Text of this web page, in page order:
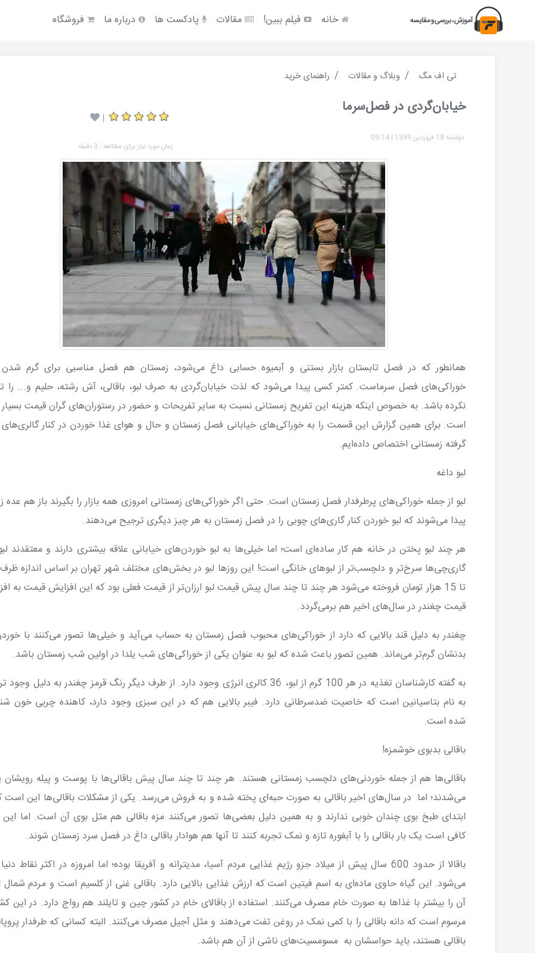
خانه فیلم ببین! مقالات پادکست ها درباره ما فروشگاه
تی اف مگ وبلاگ و مقالات راهنمای خرید
خیابان‌گردی در فصل‌سرما
دوشنبه 18 فروردین 1399 |
09:14
|
زمان مورد نیاز برای مطالعه : 3 دقیقه
همانطور که در فصل تابستان بازار بستنی و آبمیوه حسابی داغ می‌شود، زمستان هم فصل مناسبی برای گرم شدن
خوراکی‌های فصل سرماست. کمتر کسی پیدا می‌شود که لذت خیابان‌گردی به صرف لبو، باقالی، آش رشته، حلیم و... را
نکرده باشد. به خصوص اینکه هزینه این تفریح زمستانی نسبت به سایر تفریحات و حضور در رستوران‌های گران قیمت بسیار
است. برای همین گزارش این قسمت را به خوراکی‌های خیابانی فصل زمستان و حال و هوای غذا خوردن در کنار گالری‌های
گرفته زمستانی اختصاص داده‌ایم.
لبو داغه
لبو از جمله خوراکی‌های پرطرفدار فصل زمستان است. حتی اگر خوراکی‌های زمستانی امروزی همه بازار را بگیرند باز هم عده
پیدا می‌شوند که لبو خوردن کنار گاری‌های چوبی را در فصل زمستان به هر چیز دیگری ترجیح می‌دهند.
هر چند لبو پختن در خانه هم کار ساده‌ای است؛ اما خیلی‌ها به لبو خوردن‌های خیابانی علاقه بیشتری دارند و معتقدند
گاری‌چی‌ها سرخ‌تر و دلچسب‌تر از لبوهای خانگی است!
تا 15 هزار تومان فروخته می‌شود هر چند تا چند سال پیش قیمت لبو ارزان‌تر از قیمت فعلی بود که این افزایش قیمت به
قیمت چغندر در سال‌های اخیر هم برمی‌گردد.
چغندر به دلیل قند بالایی که دارد از خوراکی‌های محبوب فصل زمستان به حساب می‌آید و خیلی‌ها تصور می‌کنند با
بدنشان گرم‌تر می‌ماند. همین تصور باعث شده که لبو به عنوان یکی از خوراکی‌های شب یلدا در اولین شب زمستان باشد.
به گفته کارشناسان تغذیه در هر 100 گرم از لبو، 36 کالری انرژی وجود دارد. از طرف دیگر رنگ قرمز چغندر به دلیل
به نام بتاسیانین است که خاصیت ضدسرطانی دارد. فیبر بالایی هم که در این سبزی وجود دارد، کاهنده چربی خون
شده است.
باقالی بدبوی خوشمزه!
باقالی‌ها هم از جمله خوردنی‌های دلچسب زمستانی هستند. هر چند تا چند سال پیش باقالی‌ها با پوست و پیله رویشان
می‌شدند؛ اما در سال‌های اخیر باقالی به صورت حبه‌ای پخته شده و به فروش می‌رسد. یکی از مشکلات باقالی‌ها این است
ابتدای طبخ بوی چندان خوبی ندارند و به همین دلیل بعضی‌ها تصور می‌کنند مزه باقالی هم مثل بوی آن است. اما این
کافی است یک بار باقالی را با آبغوره تازه و نمک تجربه کنند تا آنها هم هوادار باقالی داغ در فصل سرد زمستان شوند.
باقالا از حدود 600 سال پیش از میلاد جزو رژیم غذایی مردم آسیا، مدیترانه و آفریقا بوده؛ اما امروزه در اکثر نقاط
می‌شود. این گیاه حاوی ماده‌ای به اسم فیتین است که ارزش غذایی بالایی دارد. باقالی غنی از کلسیم است و مردم شمال
آن را بیشتر با غذاها به صورت خام مصرف می‌کنند. استفاده از باقالای خام در کشور چین و تایلند هم رواج دارد. در این
مرسوم است که دانه باقالی را با کمی نمک در روغن تفت می‌دهند و مثل آجیل مصرف می‌کنند. البته کسانی که طرفدار
باقالی هستند، باید حواسشان به مسومسیت‌های ناشی از آن هم باشد.